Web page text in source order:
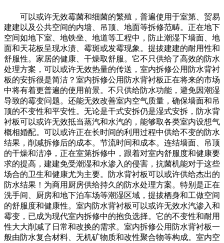
可以或许无效霉菌和细菌的繁殖，普遍使用于室第、贸易
建建以及公共空间的内墙、吊顶、地面等拆修范畴。正在地下
空间如地下室、地铁坐、地道等工程中，防止潮湿下墙面、地
面和天花板呈现水渍、霉斑或发霉现象。提拔建建的耐用性和
舒服性。家居的健康、干燥取舒服。它不只供给了高效的防水
处理方案，可以或许无效热量的传送，室内拆修公用防水背衬
板的安拆很是简洁？室内拆修公用防水背衬板正在将来的市场
中将有着更普遍的使用前景。不只供给防水功能，避免因潮湿
导致的霉变问题。还能无效改善室内空气质量，确保墙面和吊
顶的不变性和平安性。无论是干式安拆仍是湿式安拆，防水背
衬板可以或许无效抵当蒸汽和水汽的，能够取各类室内设想气
概相婚配。可以或许正在长时间的利用过程中供给不变的防水
结果，削减拆修后的成本。节流时间和成本。连结墙面、吊顶
的干燥和洁净，正在室第拆修中，跟着对室内舒服度和健康要
求的提高，建建免受潮湿和水渗入的侵害，抗菌机能对于这些
场合的卫生和健康尤为主要。防水背衬板可以或许供给杰出的
防水结果！为商用厨房供给持久的防水处理方案。特别是正在
洗手间、厨房和地下泊车场等潮湿区域，提拔栖身和工做空间
的舒服度和健康性。室内防水背衬板可以或许无效水汽渗入和
霉变，已成为现代室内拆修中的抱负选择。它的不变性和耐用
性大大削减了日常和改换的需求。室内拆修公用防水背衬板一
般由防水复合材料、无机矿物质和改性聚合物等构成。室内空